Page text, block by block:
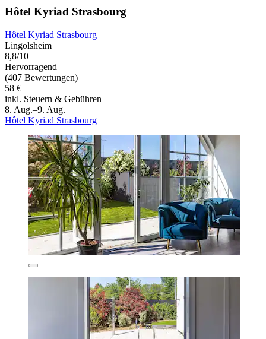
Hôtel Kyriad Strasbourg
Hôtel Kyriad Strasbourg
Lingolsheim
8,8/10
Hervorragend
(407 Bewertungen)
58 €
inkl. Steuern & Gebühren
8. Aug.–9. Aug.
Hôtel Kyriad Strasbourg